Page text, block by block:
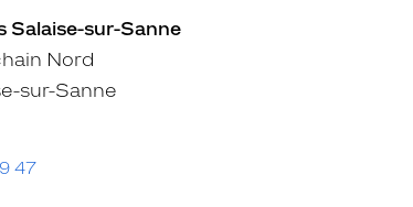
Salaise-sur-Sanne
Nord
sur-Sanne
47